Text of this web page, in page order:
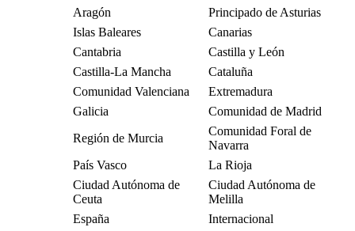
Aragón
Principado de Asturias
Islas Baleares
Canarias
Cantabria
Castilla y León
Castilla-La Mancha
Cataluña
Comunidad Valenciana
Extremadura
Galicia
Comunidad de Madrid
Región de Murcia
Comunidad Foral de
Navarra
País Vasco
La Rioja
Ciudad Autónoma de
Ceuta
Ciudad Autónoma de
Melilla
España
Internacional